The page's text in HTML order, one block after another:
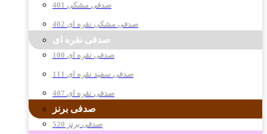
صدفی مشکی 401
صدفی مشکی نقره ای 402
صدفی نقره ای
صدفی نقره ای 100
صدفی سفید نقره ای 111
صدفی نقره ای 407
صدفی برنز
صدفی برنز 520